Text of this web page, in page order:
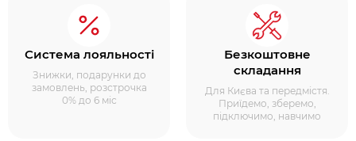
Система лояльності
Знижки, подарунки до
замовлень, розстрочка
0% до 6 міс
Безкоштовне
складання
Для Києва та передмістя.
Приїдемо, зберемо,
підключимо, навчимо